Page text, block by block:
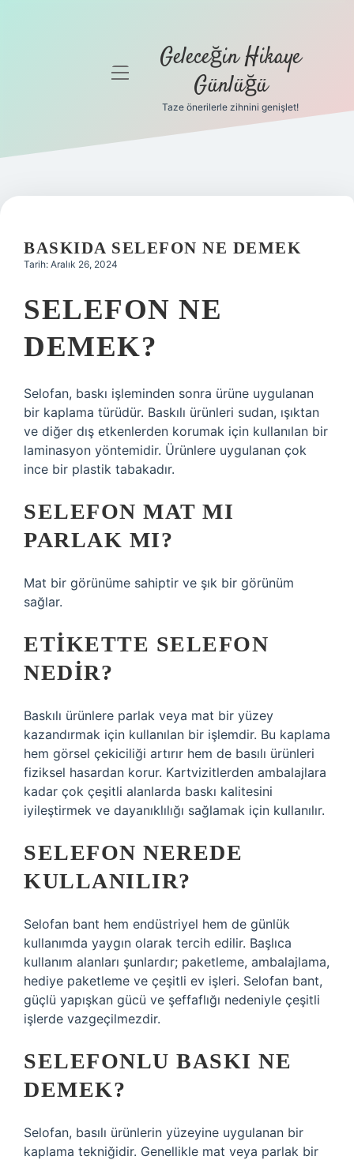
Gizlilik
Hakkımızda
menüyü Geleceğin Hikaye
Günlüğü
Taze önerilerle zihnini genişlet!
BASKIDA SELEFON NE DEMEK
Tarih: Aralık 26, 2024
SELEFON NE
DEMEK?
Selofan, baskı işleminden sonra ürüne uygulanan
bir kaplama türüdür. Baskılı ürünleri sudan, ışıktan
ve diğer dış etkenlerden korumak için kullanılan bir
laminasyon yöntemidir. Ürünlere uygulanan çok
ince bir plastik tabakadır.
SELEFON MAT MI
PARLAK MI?
Mat bir görünüme sahiptir ve şık bir görünüm
sağlar.
ETIKETTE SELEFON
NEDIR?
Baskılı ürünlere parlak veya mat bir yüzey
kazandırmak için kullanılan bir işlemdir. Bu kaplama
hem görsel çekiciliği artırır hem de basılı ürünleri
fiziksel hasardan korur. Kartvizitlerden ambalajlara
kadar çok çeşitli alanlarda baskı kalitesini
iyileştirmek ve dayanıklılığı sağlamak için kullanılır.
SELEFON NEREDE
KULLANILIR?
Selofan bant hem endüstriyel hem de günlük
kullanımda yaygın olarak tercih edilir. Başlıca
kullanım alanları şunlardır; paketleme, ambalajlama,
hediye paketleme ve çeşitli ev işleri. Selofan bant,
güçlü yapışkan gücü ve şeffaflığı nedeniyle çeşitli
işlerde vazgeçilmezdir.
SELEFONLU BASKI NE
DEMEK?
Selofan, basılı ürünlerin yüzeyine uygulanan bir
kaplama tekniğidir. Genellikle mat veya parlak bir